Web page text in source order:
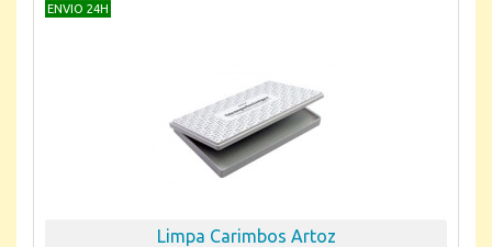
ENVIO 24H
Limpa Carimbos Artoz